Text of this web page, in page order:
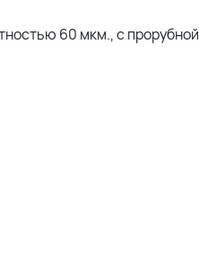
60 мкм., с прорубной